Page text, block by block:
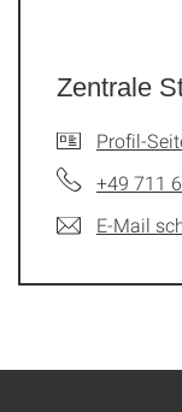
Zentrale
Profil-
+49 711
E-Mail